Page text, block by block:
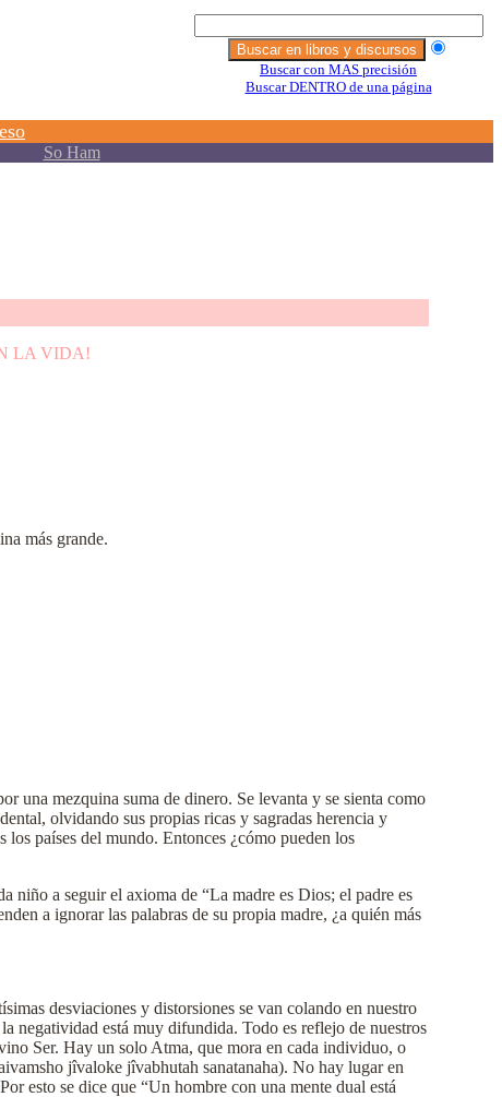
LA VIDA!
más grande.
una mezquina suma de dinero. Se levanta y se sienta como
olvidando sus propias ricas y sagradas herencia y
países del mundo. Entonces ¿cómo pueden los
niño a seguir el axioma de “La madre es Dios; el padre es
a ignorar las palabras de su propia madre, ¿a quién más
desviaciones y distorsiones se van colando en nuestro
negatividad está muy difundida. Todo es reflejo de nuestros
Ser. Hay un solo Atma, que mora en cada individuo, o
jîvaloke jîvabhutah sanatanaha). No hay lugar en
esto se dice que “Un hombre con una mente dual está